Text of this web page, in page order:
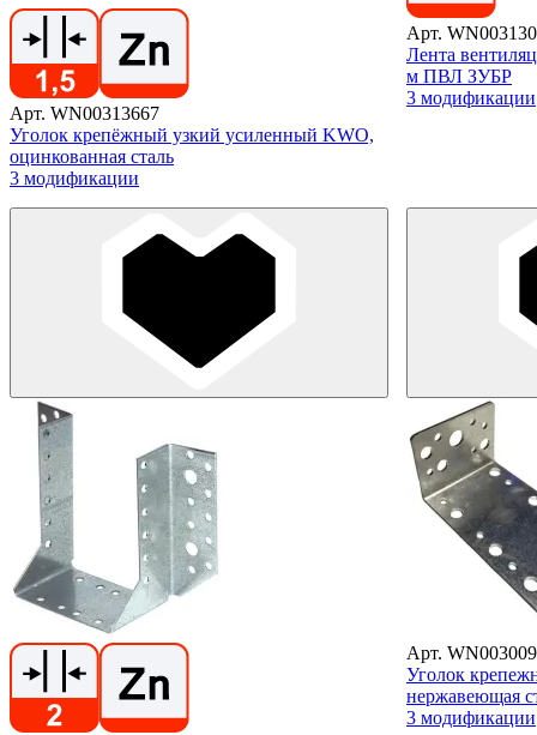
Арт. WN00313667
Уголок крепёжный узкий усиленный KWO,
оцинкованная сталь
3 модификации
Арт.
Лента
м ПВЛ ЗУБР
3 модификации
Арт.
Уголок
нержавеющая
3 модификации